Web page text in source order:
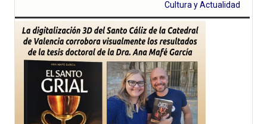
Cultura y Actualidad